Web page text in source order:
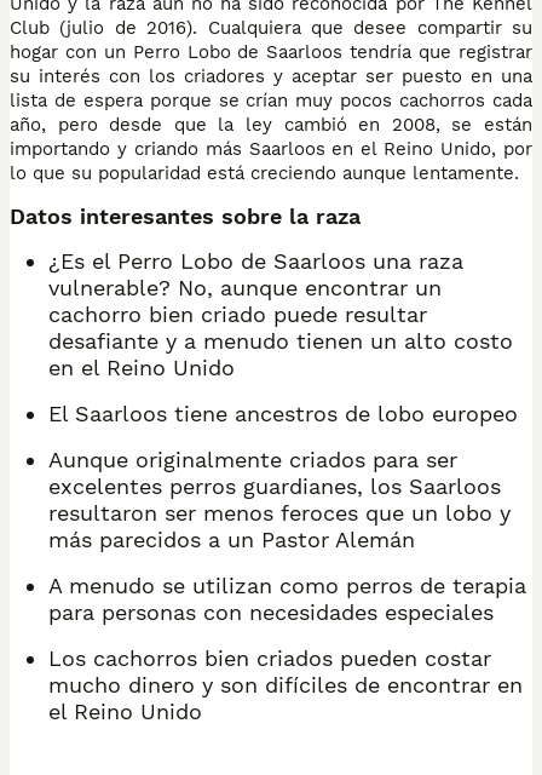
Club (julio de 2016). Cualquiera que desee compartir su
hogar con un Perro Lobo de Saarloos tendría que registrar
su interés con los criadores y aceptar ser puesto en una
lista de espera porque se crían muy pocos cachorros cada
año, pero desde que la ley cambió en 2008, se están
importando y criando más Saarloos en el Reino Unido, por
lo que su popularidad está creciendo aunque lentamente.
Datos interesantes sobre la raza
¿Es el Perro Lobo de Saarloos una raza
vulnerable? No, aunque encontrar un
cachorro bien criado puede resultar
desafiante y a menudo tienen un alto costo
en el Reino Unido
El Saarloos tiene ancestros de lobo europeo
Aunque originalmente criados para ser
excelentes perros guardianes, los Saarloos
resultaron ser menos feroces que un lobo y
más parecidos a un Pastor Alemán
A menudo se utilizan como perros de terapia
para personas con necesidades especiales
Los cachorros bien criados pueden costar
mucho dinero y son difíciles de encontrar en
el Reino Unido